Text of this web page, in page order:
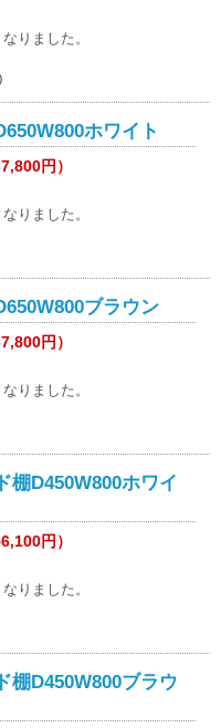
りました。
ホワイト
円）
りました。
ブラウン
円）
りました。
棚D450W800ホワイ
円）
りました。
棚D450W800ブラウ